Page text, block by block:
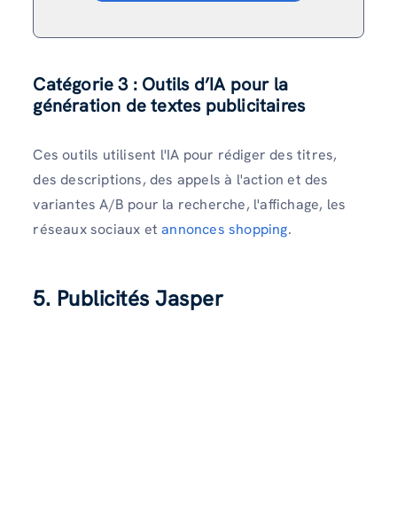
Catégorie 3 : Outils d’IA pour la
génération de textes publicitaires
Ces outils utilisent l'IA pour rédiger des titres,
des descriptions, des appels à l'action et des
variantes A/B pour la recherche, l'affichage, les
réseaux sociaux etannonces shopping.
5. Publicités Jasper